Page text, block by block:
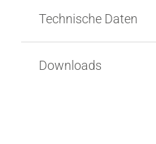
Technische Daten
Downloads